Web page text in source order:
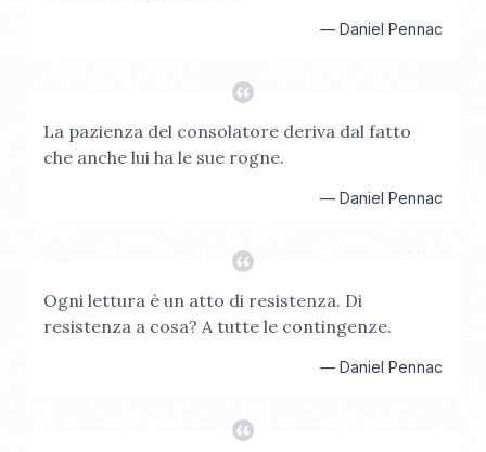
— Daniel Pennac
La pazienza del consolatore deriva dal fatto
che anche lui ha le sue rogne.
— Daniel Pennac
Ogni lettura è un atto di resistenza. Di
resistenza a cosa? A tutte le contingenze.
— Daniel Pennac